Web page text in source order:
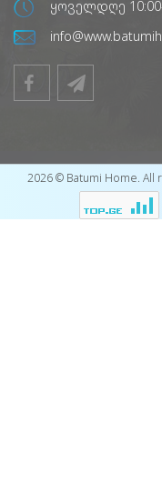
ყოველდღე
2026 © Batumi Home. All